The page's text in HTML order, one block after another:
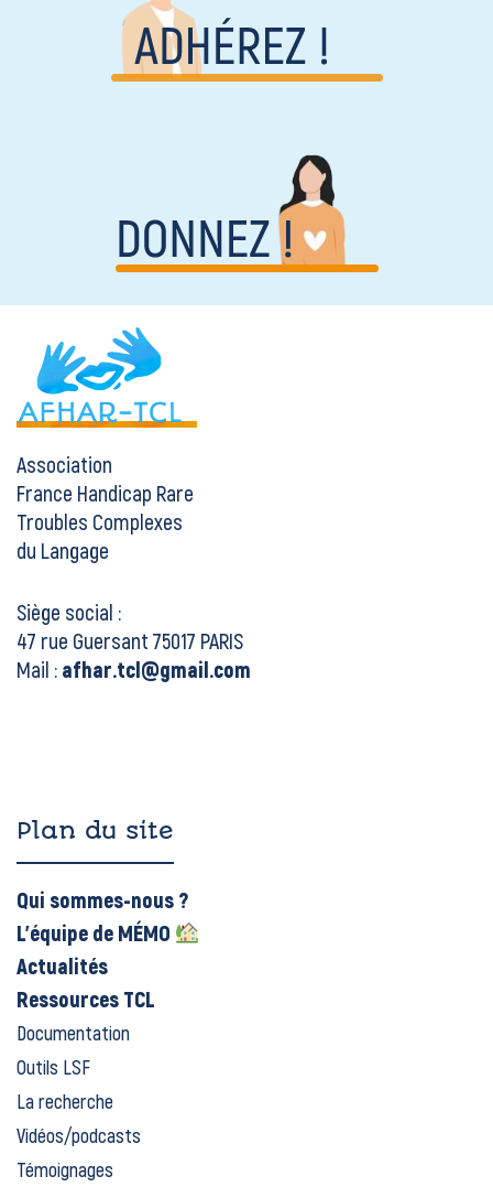
Association
France Handicap Rare
Troubles Complexes
du Langage
Siège social :
47 rue Guersant 75017 PARIS
Mail : afhar.tcl@gmail.com
Plan du site
Qui sommes-nous ?
L’équipe de MÉMO
Actualités
Ressources TCL
Documentation
Outils LSF
La recherche
Vidéos/podcasts
Témoignages